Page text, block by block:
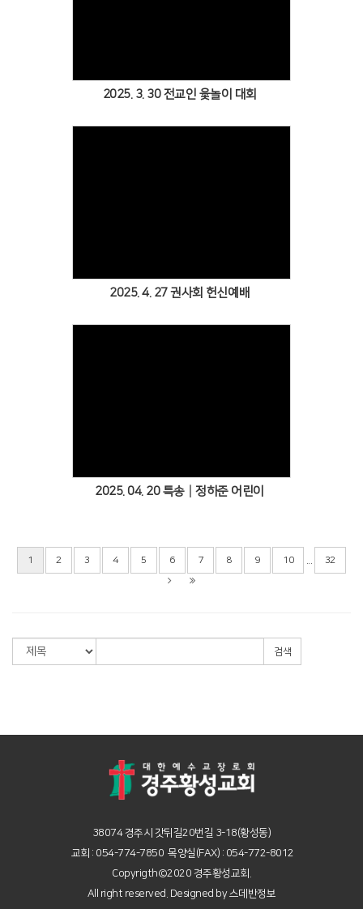
2025. 3. 30 전교인 윷놀이 대회
2025. 4. 27 권사회 헌신예배
2025. 04. 20 특송│정하준 어린이
1 2 3 4 5 6 7 8 9 10 32
검색
38074 경주시 갓뒤길20번길 3-18(황성동)
교회 : 054-774-7850 목양실(FAX) : 054-772-8012
Copyrigth©2020 경주황성교회.
All right reserved. Designed by 스데반정보